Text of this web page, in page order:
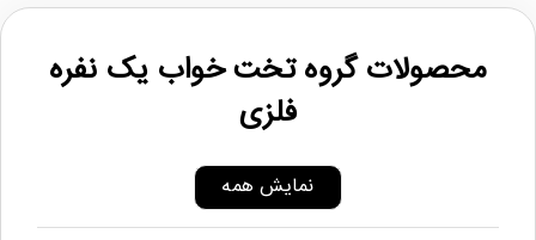
محصولات گروه تخت خواب یک نفره
فلزی
نمایش همه